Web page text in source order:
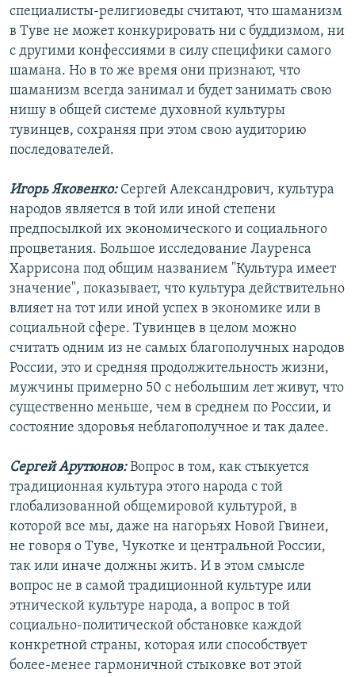
специалисты-религиоведы считают, что шаманизм
в Туве не может конкурировать ни с буддизмом, ни
с другими конфессиями в силу специфики самого
шамана. Но в то же время они признают, что
шаманизм всегда занимал и будет занимать свою
нишу в общей системе духовной культуры
тувинцев, сохраняя при этом свою аудиторию
последователей.
Игорь Яковенко:Сергей Александрович, культура
народов является в той или иной степени
предпосылкой их экономического и социального
процветания. Большое исследование Лауренса
Харрисона под общим названием "Культура имеет
значение", показывает, что культура действительно
влияет на тот или иной успех в экономике или в
социальной сфере. Тувинцев в целом можно
считать одним из не самых благополучных народов
России, это и средняя продолжительность жизни,
мужчины примерно 50 с небольшим лет живут, что
существенно меньше, чем в среднем по России, и
состояние здоровья неблагополучное и так далее.
Сергей Арутюнов:Вопрос в том, как стыкуется
традиционная культура этого народа с той
глобализованной общемировой культурой, в
которой все мы, даже на нагорьях Новой Гвинеи,
не говоря о Туве, Чукотке и центральной России,
так или иначе должны жить. И в этом смысле
вопрос не в самой традиционной культуре или
этнической культуре народа, а вопрос в той
социально-политической обстановке каждой
конкретной страны, которая или способствует
более-менее гармоничной стыковке вот этой